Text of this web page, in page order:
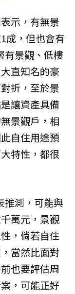
示，有無景
成，但也會有
有景觀、低樓
直知名的豪
折，至於景
讓資產具備
景觀戶，相
自住用途預
特性，都很
推測，可能與
萬元，景觀
，倘若自住
當然比面對
也要評估周
，可能正好